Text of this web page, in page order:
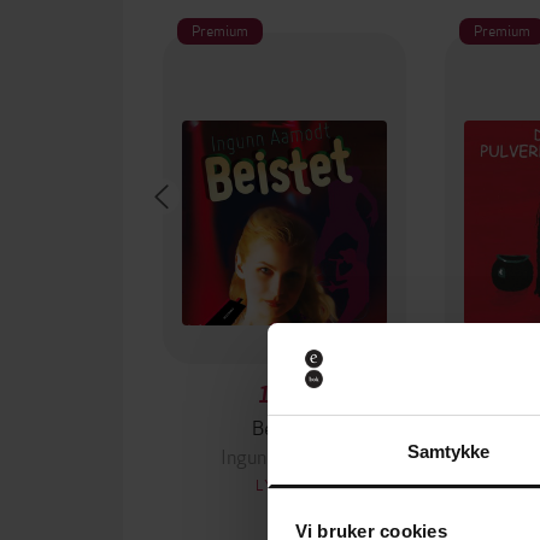
Samtykke
Vi bruker cookies
Premium
179,-
Beistet
Ingunn Aamodt
LYDBOK
Premium